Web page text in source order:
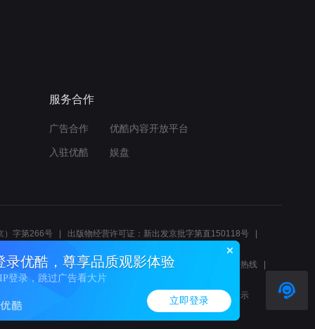
录优酷，尊享品质观影体验
登录，跳过广告看大片
立即登录
服务合作
广告合作 优酷内容开放平台
入驻优酷 娱盘
）字第266号
出版物经营许可证：新出发京批字第直150118号
报警服务
北京互联网举报中心
北京12345文化市场举报热线
、邮箱youkujubao@service.alibaba.com
廉正举报邮箱：wenyulianzheng@alibaba-inc.com
算法公示